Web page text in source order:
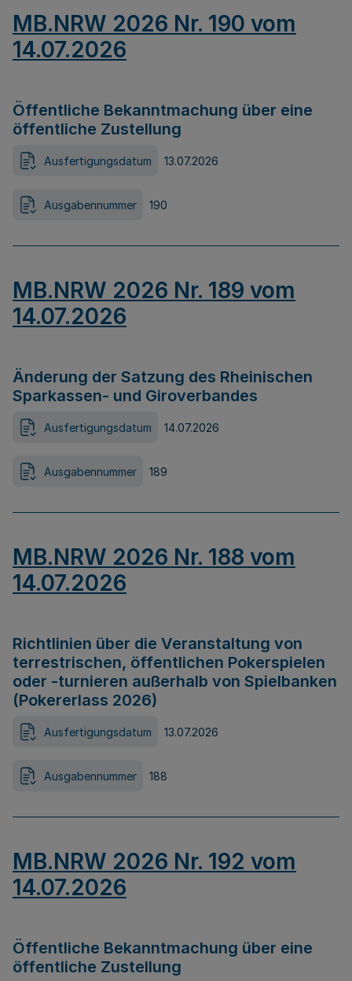
MB.NRW 2026 Nr. 190 vom
14.07.2026
Öffentliche Bekanntmachung über eine
öffentliche Zustellung
Ausfertigungsdatum 13.07.2026
Ausgabennummer 190
MB.NRW 2026 Nr. 189 vom
14.07.2026
Änderung der Satzung des Rheinischen
Sparkassen- und Giroverbandes
Ausfertigungsdatum 14.07.2026
Ausgabennummer 189
MB.NRW 2026 Nr. 188 vom
14.07.2026
Richtlinien über die Veranstaltung von
terrestrischen, öffentlichen Pokerspielen
oder -turnieren außerhalb von Spielbanken
(Pokererlass 2026)
Ausfertigungsdatum 13.07.2026
Ausgabennummer 188
MB.NRW 2026 Nr. 192 vom
14.07.2026
Öffentliche Bekanntmachung über eine
öffentliche Zustellung